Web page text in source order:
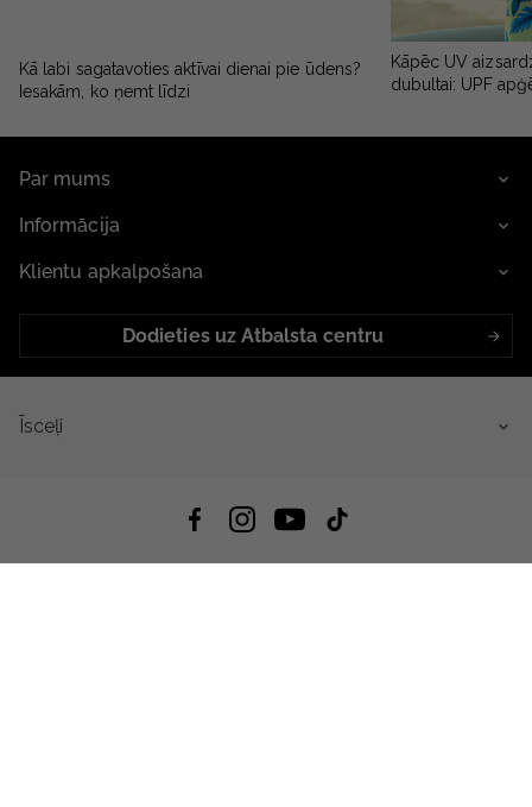
Kā labi sagatavoties aktīvai dienai pie ūdens?
Iesakām, ko ņemt līdzi
Kāpēc UV
dubultai: UPF
Par mums
Informācija
Klientu apkalpošana
Dodieties uz Atbalsta centru
Īsceļi